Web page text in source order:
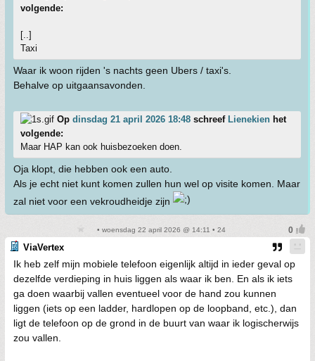
volgende:
[..]
Taxi
Waar ik woon rijden 's nachts geen Ubers / taxi's.
Behalve op uitgaansavonden.
Op dinsdag 21 april 2026 18:48 schreef Lienekien het
volgende:
Maar HAP kan ook huisbezoeken doen.
Oja klopt, die hebben ook een auto.
Als je echt niet kunt komen zullen hun wel op visite komen. Maar
zal niet voor een vekroudheidje zijn
• woensdag 22 april 2026 @ 14:11 • 24
ViaVertex
Ik heb zelf mijn mobiele telefoon eigenlijk altijd in ieder geval op
dezelfde verdieping in huis liggen als waar ik ben. En als ik iets
ga doen waarbij vallen eventueel voor de hand zou kunnen
liggen (iets op een ladder, hardlopen op de loopband, etc.), dan
ligt de telefoon op de grond in de buurt van waar ik logischerwijs
zou vallen.